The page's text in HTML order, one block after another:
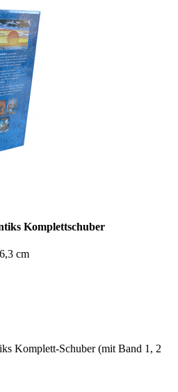
Komplettschuber
cm
Komplett-Schuber (mit Band 1, 2